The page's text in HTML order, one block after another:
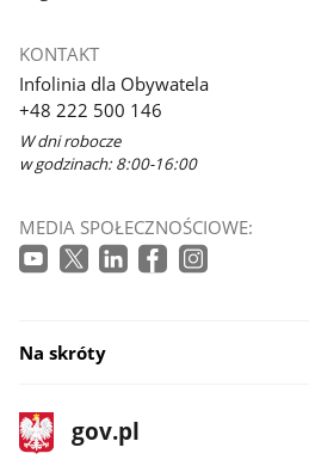
KONTAKT
Infolinia dla Obywatela
+48 222 500 146
W dni robocze
w godzinach: 8:00-16:00
MEDIA SPOŁECZNOŚCIOWE:
Na skróty
stopka
gov.pl
Strona
gov.pl